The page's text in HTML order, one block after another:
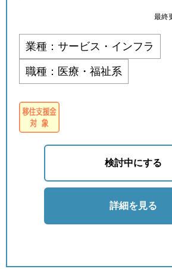
最終
業種：サービス・インフラ
職種：医療・福祉系
検討中にする
詳細を見る